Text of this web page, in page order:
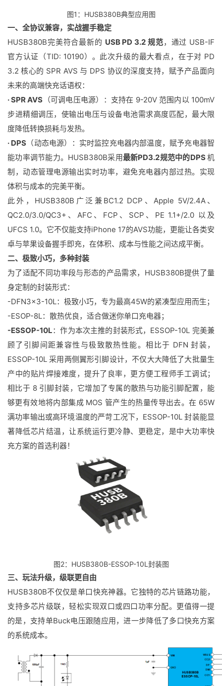
图1：HUSB380B典型应用图
一、全协议兼容，实战握手稳定
HUSB380B完美符合最新的 USB PD 3.2 规范，通过 USB-IF
官方认证（TID: 10190）。此次升级的最大看点，在于对 PD
3.2 核心的 SPR AVS 与 DPS 协议的深度支持，赋予产品面向
未来的高端快充话语权：
· SPR AVS （可调电压电源）：支持在 9-20V 范围内以 100mV
步进精细调压，使输出电压与设备电池需求高度匹配，最大限
度降低转换损耗与发热。
· DPS （动态电源）：实时监控充电器内部温度，赋予充电器智
能功率调节能力。HUSB380B采用最新PD3.2规范中的DPS机
制，动态管理电源输出实时功率，避免充电器内部过热。实现
体积与成本的完美平衡。
此外，HUSB380B广泛兼BC1.2 DCP、Apple 5V/2.4A、
QC2.0/3.0/QC3+、AFC、FCP、SCP、PE 1.1+/2.0 以及
UFCS 1.0。它不仅能支持iPhone 17的AVS功能，更能让各类安
卓与苹果设备握手即充，在体积、成本与性能之间达成平衡。
二、极致小巧，多种封装
为了适配不同功率段与形态的产品需求，HUSB380B提供了量
身定制的封装形式：
-DFN3×3-10L：极致小巧，专为最高45W的紧凑型应用而生；
-ESOP-8L：散热优良，适合做迷你单口充电器；
-ESSOP-10L：作为本次主推的封装形式，ESSOP-10L 完美兼
顾了引脚间距兼容性与极致散热性能。相比于 DFN 封装，
ESSOP-10L 采用两侧翼形引脚设计，不仅大大降低了大批量生
产中的贴片焊接难度，提升了良率，更方便工程师手工调试；
相比于 8 引脚封装，它增加了专属的散热与功能引脚配置，能
够更有效地将内部集成 MOS 管产生的热量传导出去。在 65W
满功率输出或高环境温度的严苛工况下，ESSOP-10L 封装能显
著降低芯片结温，让系统运行更冷静、更稳定，是中大功率快
充方案的首选利器！
图2：HUSB380B-ESSOP-10L封装图
三、玩法升级，级联更自由
HUSB380B不仅仅是单口快充神器。它独特的芯片链路功能，
支持多芯片级联，轻松实现双口或四口功率分配。更值得一提
的是，支持单Buck电压跟随应用，进一步降低了多口快充方案
的系统成本。